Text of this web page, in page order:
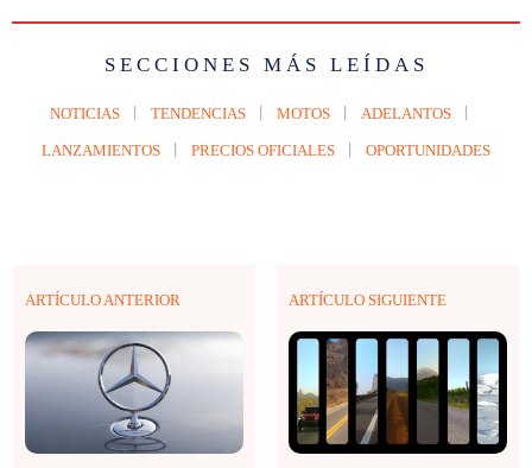
SECCIONES MÁS LEÍDAS
NOTICIAS TENDENCIAS MOTOS ADELANTOS
LANZAMIENTOS PRECIOS OFICIALES OPORTUNIDADES
ARTÍCULO ANTERIOR ARTÍCULO SIGUIENTE